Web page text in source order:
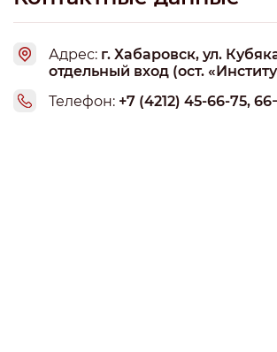
курьерах илибоили кладовщиках.
№2044 Татьяна, ответившая в 12.09 по
времени 2.10.16 сообщила, что
ситуацию и отправит запросы в службу
Адрес: г. Хабаровск, ул.
отдельный вход (ост.
Телефон: +7 (4212) 45-66-75,